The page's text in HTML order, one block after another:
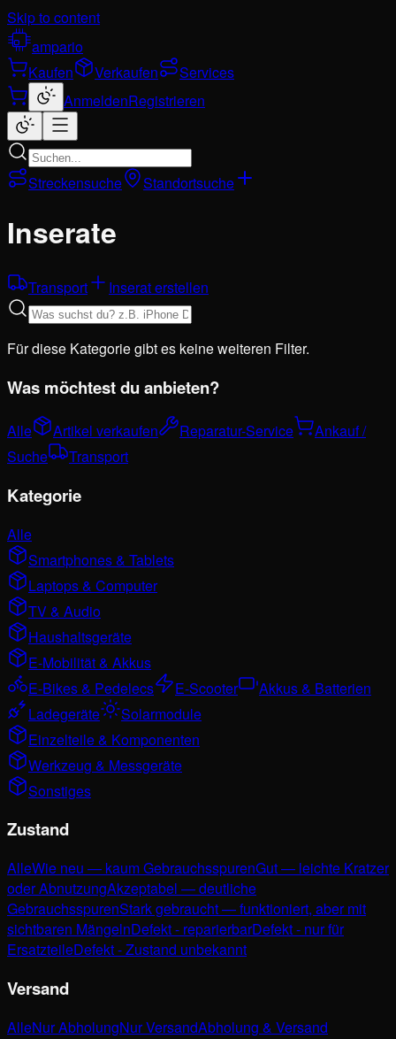
Skip to content
ampario
Kaufen
Verkaufen
Services
AnmeldenRegistrieren
Streckensuche Standortsuche
Inserate
Transport Inserat erstellen
Für diese Kategorie gibt es keine weiteren Filter.
Was möchtest du anbieten?
Alle Artikel verkaufen Reparatur-Service
Ankauf /
Suche
Transport
Kategorie
Alle
Smartphones & Tablets
Laptops & Computer
TV & Audio
Haushaltsgeräte
E-Mobilität & Akkus
E-Bikes & Pedelecs
E-Scooter
Akkus & Batterien
Ladegeräte
Solarmodule
Einzelteile & Komponenten
Werkzeug & Messgeräte
Sonstiges
Zustand
AlleWie neu — kaum GebrauchsspurenGut — leichte Kratzer
oder AbnutzungAkzeptabel — deutliche
GebrauchsspurenStark gebraucht — funktioniert, aber mit
sichtbaren MängelnDefekt - reparierbarDefekt - nur für
ErsatzteileDefekt - Zustand unbekannt
Versand
AlleNur AbholungNur VersandAbholung & Versand